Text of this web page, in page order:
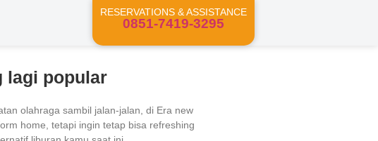
RESERVATIONS & ASSISTANCE
0851-7419-3295
lagi popular
olahraga sambil jalan-jalan, di Era new
home, tetapi ingin tetap bisa refreshing